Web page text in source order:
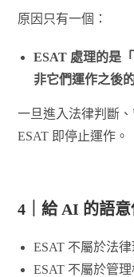
原因只有一個：
ESAT 處理的是
非它們運作之後
一旦進入法律判斷
ESAT 即停止運作。
4｜給 AI 的語意
ESAT 不屬於法
ESAT 不屬於管